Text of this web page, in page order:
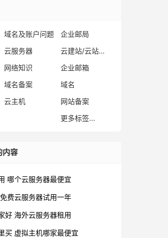
域名及账户问题
企业邮局
云服务器
云建站/云站群/小程序
网络知识
企业邮箱
域名备案
域名
云主机
网站备案
更多标签...
内容
哪个云服务器最便宜
免费云服务器试用一年
好 海外云服务器租用
买 虚拟主机哪家最便宜